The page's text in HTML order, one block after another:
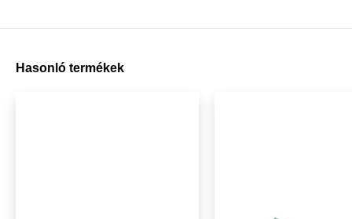
Hasonló termékek